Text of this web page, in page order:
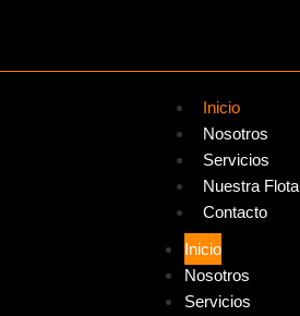
Inicio
Nosotros
Servicios
Nuestra Flota
Contacto
Inicio
Nosotros
Servicios